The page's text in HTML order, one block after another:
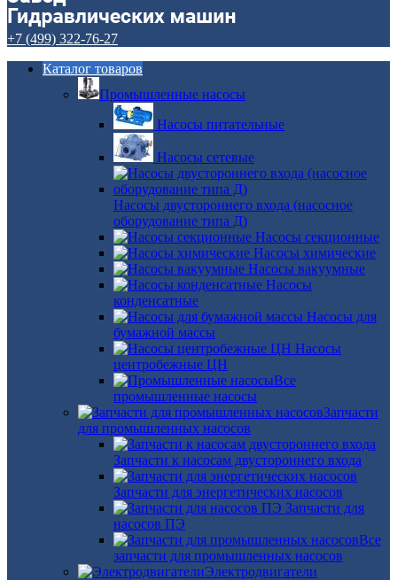
+7 (499) 322-76-27
Каталог товаров
Промышленные насосы
Насосы питательные
Насосы сетевые
Насосы двустороннего входа (насосное
оборудование типа Д)
Насосы секционные
Насосы химические
Насосы вакуумные
Насосы
конденсатные
Насосы для
бумажной массы
Насосы
центробежные ЦН
Все
промышленные насосы
Запчасти
для промышленных насосов
Запчасти к насосам двустороннего входа
Запчасти для энергетических насосов
Запчасти для
насосов ПЭ
Все
запчасти для промышленных насосов
Электродвигатели